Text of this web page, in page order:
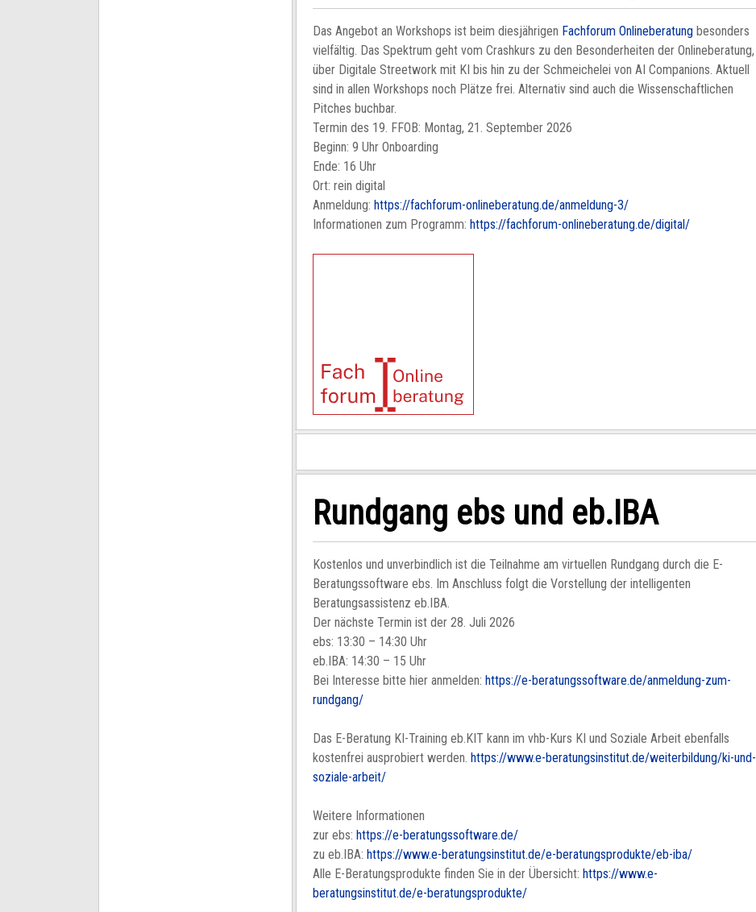
Das Angebot an Workshops ist beim diesjährigen Fachforum Onlineberatung besonders
vielfältig. Das Spektrum geht vom Crashkurs zu den Besonderheiten der Onlineberatung,
über Digitale Streetwork mit KI bis hin zu der Schmeichelei von AI Companions. Aktuell
sind in allen Workshops noch Plätze frei. Alternativ sind auch die Wissenschaftlichen
Pitches buchbar.
Termin des 19. FFOB: Montag, 21. September 2026
Beginn: 9 Uhr Onboarding
Ende: 16 Uhr
Ort: rein digital
Anmeldung:https://fachforum-onlineberatung.de/anmeldung-3/
Informationen zum Programm:https://fachforum-onlineberatung.de/digital/
Rundgang ebs und eb.IBA
Kostenlos und unverbindlich ist die Teilnahme am virtuellen Rundgang durch die E-
Beratungssoftware ebs. Im Anschluss folgt die Vorstellung der intelligenten
Beratungsassistenz eb.IBA.
Der nächste Termin ist der 28. Juli 2026
ebs: 13:30 – 14:30 Uhr
eb.IBA: 14:30 – 15 Uhr
Bei Interesse bitte hier anmelden:https://e-beratungssoftware.de/anmeldung-zum-
rundgang/
Das E-Beratung KI-Training eb.KIT kann im vhb-Kurs KI und Soziale Arbeit ebenfalls
kostenfrei ausprobiert werden.https://www.e-beratungsinstitut.de/weiterbildung/ki-und-
soziale-arbeit/
Weitere Informationen
zur ebs:https://e-beratungssoftware.de/
zu eb.IBA:https://www.e-beratungsinstitut.de/e-beratungsprodukte/eb-iba/
Alle E-Beratungsprodukte finden Sie in der Übersicht:https://www.e-
beratungsinstitut.de/e-beratungsprodukte/